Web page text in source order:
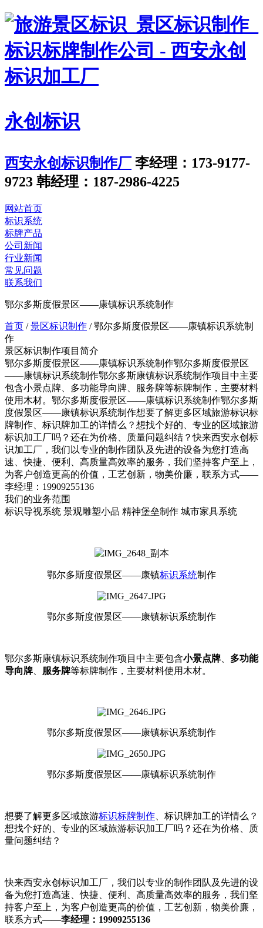
永创标识
西安永创标识制作厂 李经理：173-9177-
9723 韩经理：187-2986-4225
网站首页
标识系统
标牌产品
公司新闻
行业新闻
常见问题
联系我们
鄂尔多斯度假景区——康镇标识系统制作
首页 / 景区标识制作 /鄂尔多斯度假景区——康镇标识系统制
作
景区标识制作项目简介
鄂尔多斯度假景区——康镇标识系统制作鄂尔多斯度假景区
——康镇标识系统制作鄂尔多斯康镇标识系统制作项目中主要
包含小景点牌、多功能导向牌、服务牌等标牌制作，主要材料
使用木材。鄂尔多斯度假景区——康镇标识系统制作鄂尔多斯
度假景区——康镇标识系统制作想要了解更多区域旅游标识标
牌制作、标识牌加工的详情么？想找个好的、专业的区域旅游
标识加工厂吗？还在为价格、质量问题纠结？快来西安永创标
识加工厂，我们以专业的制作团队及先进的设备为您打造高
速、快捷、便利、高质量高效率的服务，我们坚持客户至上，
为客户创造更高的价值，工艺创新，物美价廉，联系方式——
李经理：19909255136
我们的业务范围
标识导视系统 景观雕塑小品 精神堡垒制作 城市家具系统
鄂尔多斯度假景区——康镇标识系统制作
鄂尔多斯度假景区——康镇标识系统制作
鄂尔多斯康镇标识系统制作项目中主要包含小景点牌
多功能
导向牌
服务牌等标牌制作，主要材料使用木材。
鄂尔多斯度假景区——康镇标识系统制作
鄂尔多斯度假景区——康镇标识系统制作
想要了解更多区域旅游标识标牌制作 、标识牌加工的详情么？
想找个好的、专业的区域旅游标识加工厂吗？还在为价格、质
量问题纠结？
快来西安永创标识加工厂，我们以专业的制作团队及先进的设
备为您打造高速、快捷、便利、高质量高效率的服务，我们坚
持客户至上，为客户创造更高的价值，工艺创新，物美价廉，
联系方式——李经理：19909255136